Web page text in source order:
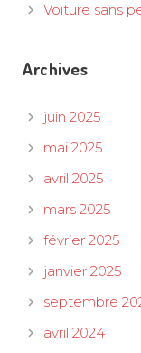
Voiture sans
Archives
juin 2025
mai 2025
avril 2025
mars 2025
février 2025
janvier 2025
septembre
avril 2024